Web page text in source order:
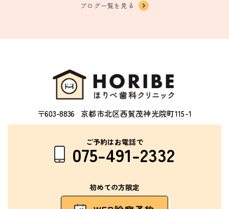
ブログ一覧を見る
〒603-8836 京都市北区西賀茂神光院町115-1
ご予約はお電話で
075-491-2332
初めての方限定